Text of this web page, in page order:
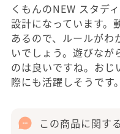
くもんのNEW スタデ
設計になっています。
あるので、ルールがわ
いでしょう。遊びなが
のは良いですね。お
際にも活躍しそうです。
この商品に関す